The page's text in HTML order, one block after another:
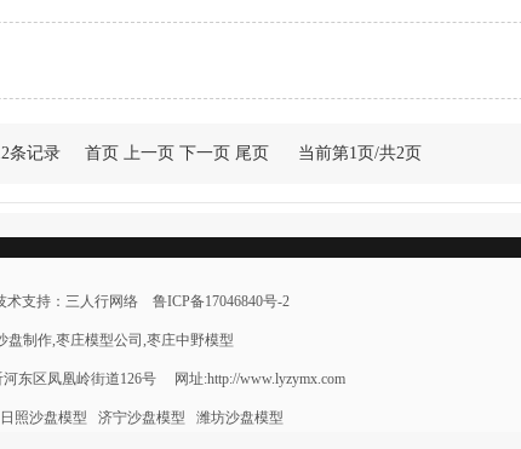
条记录 首页 上一页 下一页 尾页 当前第1页/共2页
术支持：三人行网络 鲁ICP备17046840号-2
盘制作,枣庄模型公司,枣庄中野模型
东区凤凰岭街道126号 网址:http://www.lyzymx.com
日照沙盘模型 济宁沙盘模型 潍坊沙盘模型